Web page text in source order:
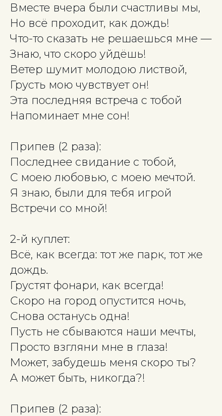
Вместе вчера были счастливы мы,
Но всё проходит, как дождь!
Что-то сказать не решаешься мне —
Знаю, что скоро уйдёшь!
Ветер шумит молодою листвой,
Грусть мою чувствует он!
Эта последняя встреча с тобой
Напоминает мне сон!
Припев (2 раза):
Последнее свидание с тобой,
С моею любовью, с моею мечтой.
Я знаю, были для тебя игрой
Встречи со мной!
2-й куплет:
Всё, как всегда: тот же парк, тот же
дождь.
Грустят фонари, как всегда!
Скоро на город опустится ночь,
Снова останусь одна!
Пусть не сбываются наши мечты,
Просто взгляни мне в глаза!
Может, забудешь меня скоро ты?
А может быть, никогда?!
Припев (2 раза):